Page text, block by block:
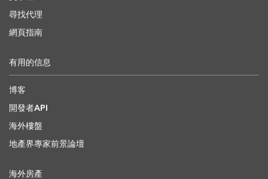
尋找代理
網頁指南
有用的信息
博客
開發者API
海外樓盤
地產界專家前景論壇
海外房產